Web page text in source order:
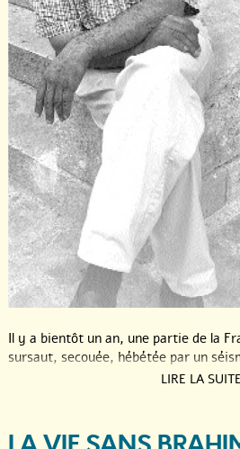
Il y a bientôt un an, une partie de la
sursaut, secouée, hébétée par un
Pour la première fois depuis 69, la
après, que reste-t-il de la Douce
LIRE LA SUITE